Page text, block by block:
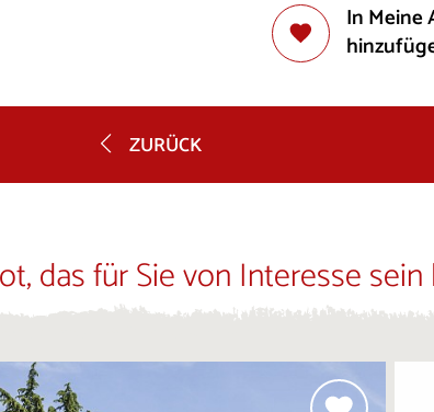
In Meine
ZURÜCK
das für Sie von Interesse